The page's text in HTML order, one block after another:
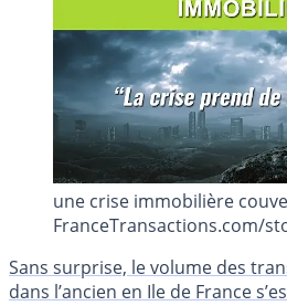
une crise immobilière
FranceTransactions.com/
Sans surprise, le volume des
dans l’ancien en Ile de France